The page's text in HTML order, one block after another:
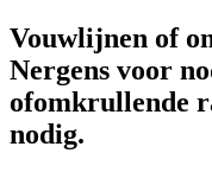
Vouwlijnen of
Nergens voor
ofomkrullende
nodig.